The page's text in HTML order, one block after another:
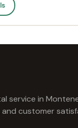
service in
and customer